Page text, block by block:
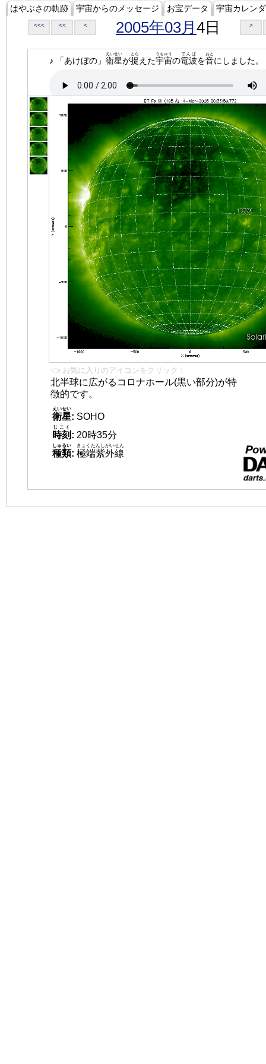
はやぶさの軌跡 宇宙からのメッセージ お宝データ 宇宙カレン
<<< << < 2005年03月 4日 >
♪ 「あけぼの」 衛星
えいせい
が捉
とら
えた宇宙
うちゅう
の電波
でんぱ
を音
おと
にしました。
👈 お気に入りのアイコンをクリック！
北半球に広がるコロナホール(黒い部分)が特
徴的です。
衛星
えいせい
: SOHO
時刻
じこく
: 20時35分
種類
しゅるい
: 極端紫外線
きょくたんしがいせん